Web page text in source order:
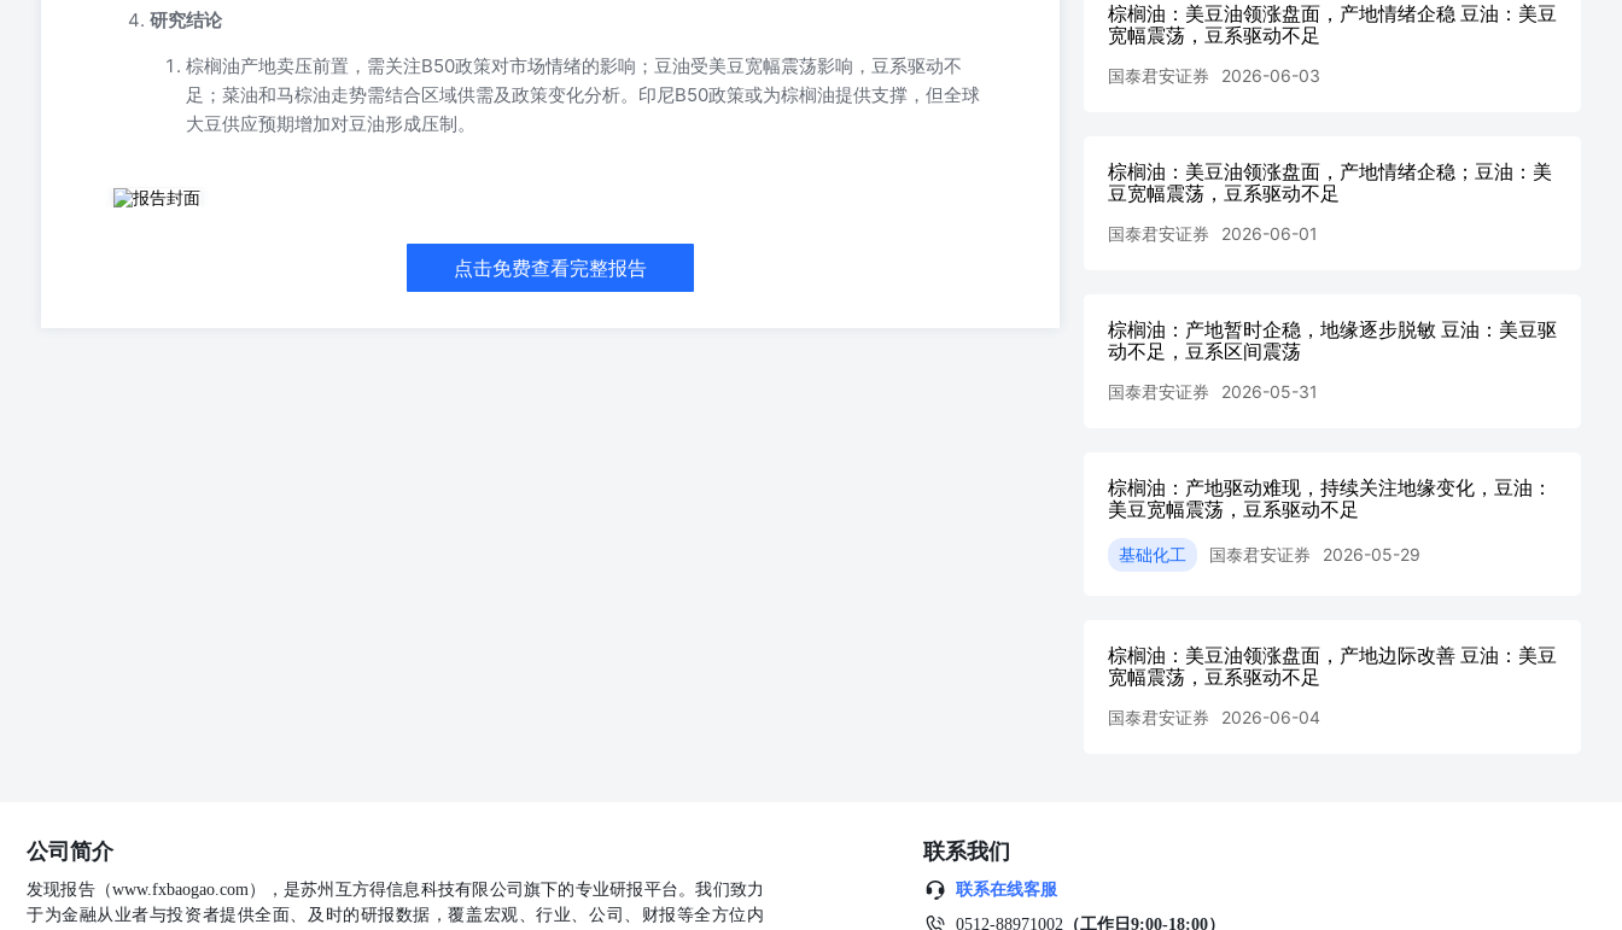
研究结论
棕榈油产地卖压前置，需关注B50政策对市场情绪的影响；豆油受美豆宽幅震荡影响，豆系驱动不
足；菜油和马棕油走势需结合区域供需及政策变化分析。印尼B50政策或为棕榈油提供支撑，但全球
大豆供应预期增加对豆油形成压制。
棕榈油：产地卖压前置，等待B50企稳 豆油：美豆宽幅震荡，豆系驱动不足 李隽钰投资咨询从业资格号：
尼将从7月1日起推出乙醇混合汽油，同时实施掺混比例更高的50%生物柴油强制政策。此举标志着该国在推动能源自给、加快向
更清洁燃料转 型方面迈出了重要一步。印尼可再生能源总司长Eniya Listiani Dewi在印尼石油协会（IPA）会议期间表示，政府计
法。本报告所载的观点并不代表本公司或任何其附属或联营公司的立场，特此声明。 免责声明 本报告的信息来源于已公开的资
料，但本公司对该等信息的准确性、完整性或可靠性不作任何保证。本报告所载的资料、意见及推测仅反映本公司于发布本报告
当日的判断，本报告所指的期货标的的价格可升可跌，过往表现不应作为日后的表现依据。在不同时期，或因使用不同假设和标
点击免费查看完整报告
棕榈油：美豆油领涨盘面，产地情绪企稳 豆油：美豆
宽幅震荡，豆系驱动不足
国泰君安证券 2026-06-03
棕榈油：美豆油领涨盘面，产地情绪企稳；豆油：美
豆宽幅震荡，豆系驱动不足
国泰君安证券 2026-06-01
棕榈油：产地暂时企稳，地缘逐步脱敏 豆油：美豆驱
动不足，豆系区间震荡
国泰君安证券 2026-05-31
棕榈油：产地驱动难现，持续关注地缘变化，豆油：
美豆宽幅震荡，豆系驱动不足
基础化工 国泰君安证券 2026-05-29
棕榈油：美豆油领涨盘面，产地边际改善 豆油：美豆
宽幅震荡，豆系驱动不足
国泰君安证券 2026-06-04
公司简介
发现报告（www.fxbaogao.com），是苏州互方得信息科技有限公司旗下的专业研报平台。我们致力
于为金融从业者与投资者提供全面、及时的研报数据，覆盖宏观、行业、公司、财报等全方位内
联系我们
联系在线客服
0512-88971002 （工作日9:00-18:00）